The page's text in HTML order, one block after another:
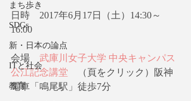
まち歩き
SDGs
新・日本の論点
ITと社会
教育
日時    2017年6月17日（土）14:30～
16:00
会場 武庫川女子大学 中央キャンパス
公江記念講堂 （頁をクリック）阪神
電車「鳴尾駅」徒歩7分